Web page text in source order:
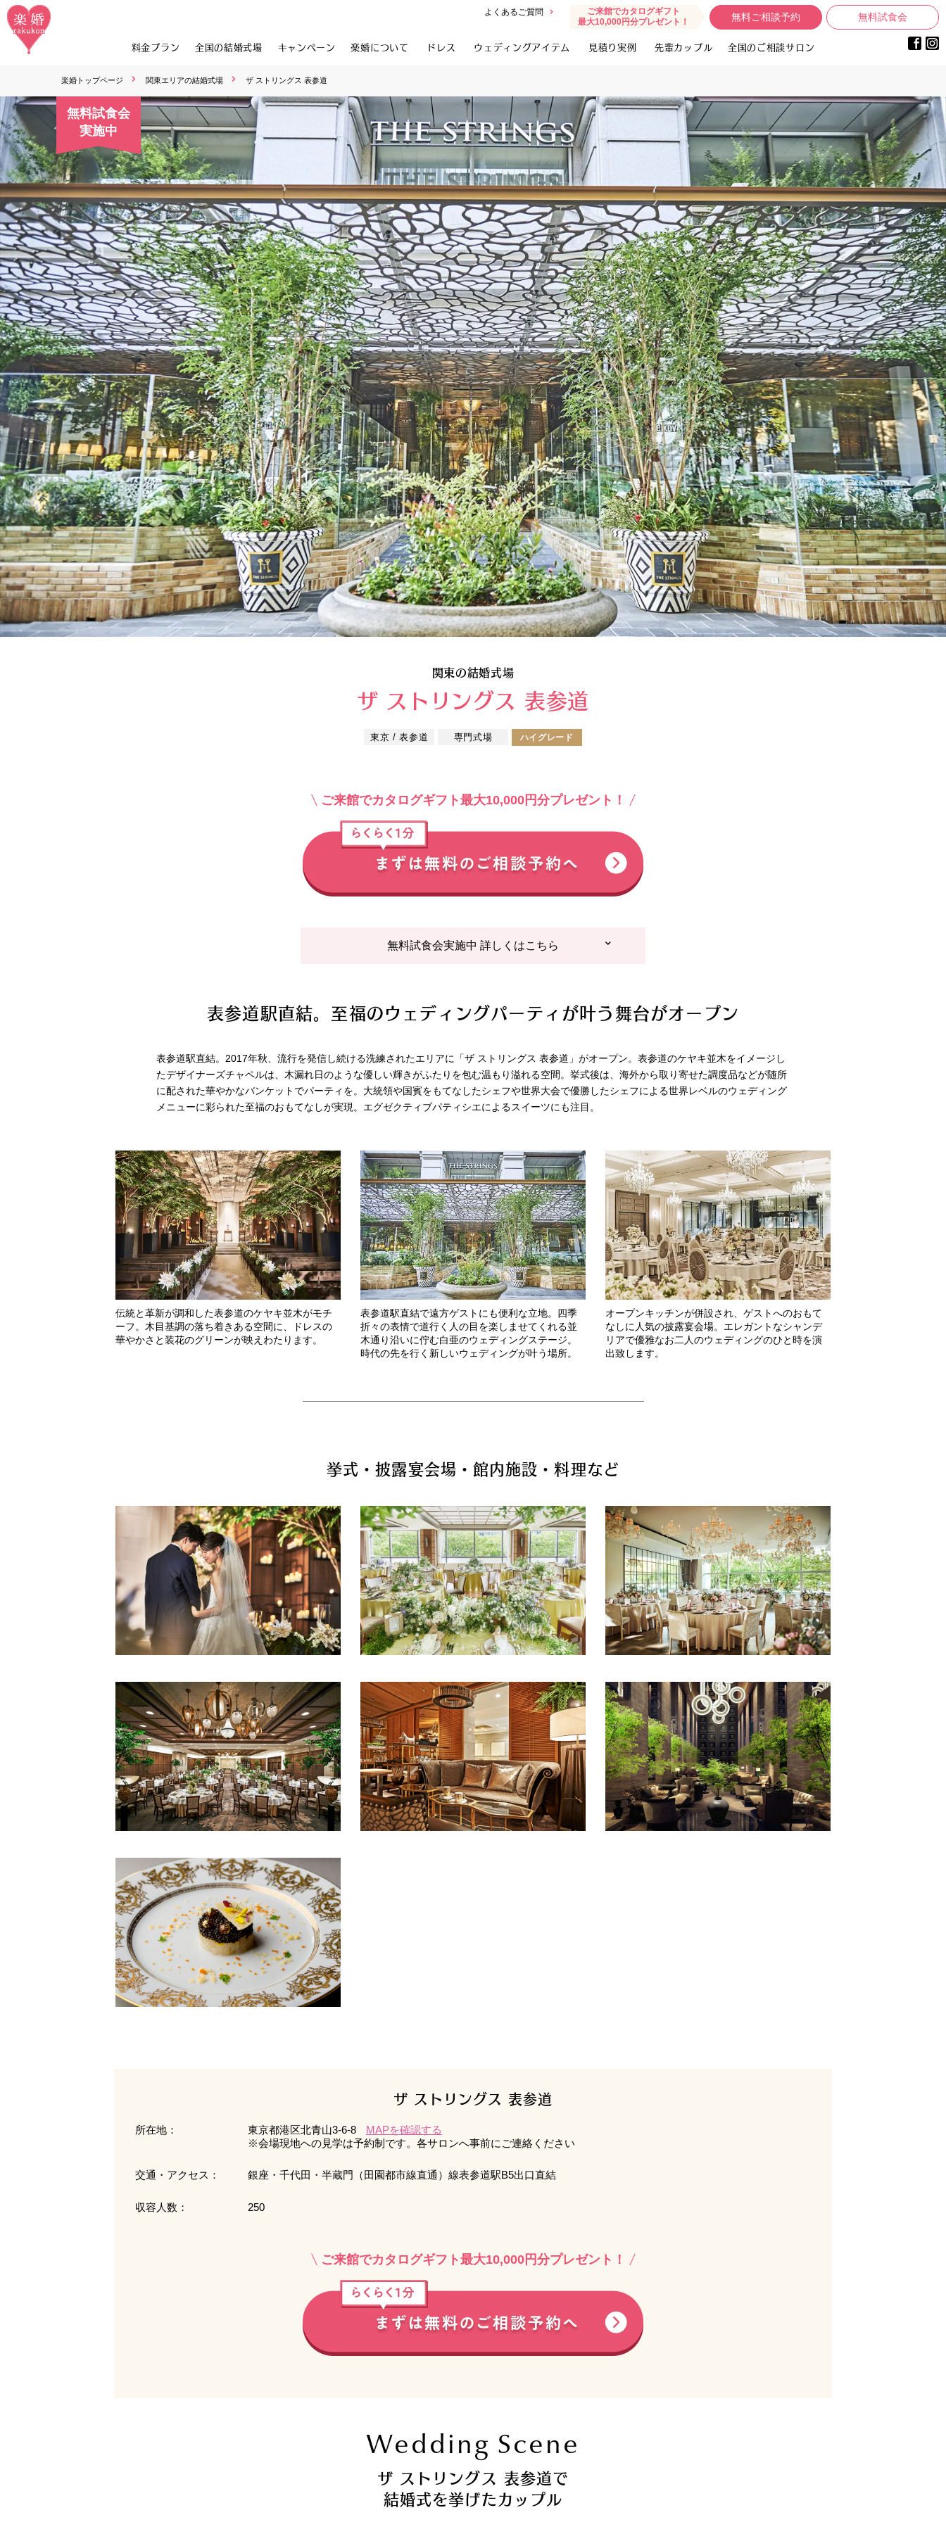
よくあるご質問
ご来館でカタログギフト
最大10,000円分プレゼント！
無料ご相談予約 無料試食会
料金プラン 全国の結婚式場 キャンペーン 楽婚について ドレス ウェディングアイテム 見積り実例 先輩カップル 全国のご相談サロン
楽婚トップページ 関東エリアの結婚式場 ザ ストリングス 表参道
無料試食会
実施中
関東の結婚式場
ザ ストリングス 表参道
東京 / 表参道 専門式場 ハイグレード
ご来館でカタログギフト最大10,000円分プレゼント！
無料試食会実施中 詳しくはこちら
表参道駅直結。至福のウェディングパーティが叶う舞台がオープン
表参道駅直結。2017年秋、流行を発信し続ける洗練されたエリアに「ザ ストリングス 表参道」がオープン。表参道のケヤキ並木をイメージし
たデザイナーズチャペルは、木漏れ日のような優しい輝きがふたりを包む温もり溢れる空間。挙式後は、海外から取り寄せた調度品などが随所
に配された華やかなバンケットでパーティを。大統領や国賓をもてなしたシェフや世界大会で優勝したシェフによる世界レベルのウェディング
メニューに彩られた至福のおもてなしが実現。エグゼクティブパティシエによるスイーツにも注目。
伝統と革新が調和した表参道のケヤキ並木がモチ
ーフ。木目基調の落ち着きある空間に、ドレスの
華やかさと装花のグリーンが映えわたります。
表参道駅直結で遠方ゲストにも便利な立地。四季
折々の表情で道行く人の目を楽しませてくれる並
木通り沿いに佇む白亜のウェディングステージ。
時代の先を行く新しいウェディングが叶う場所。
オープンキッチンが併設され、ゲストへのおもて
なしに人気の披露宴会場。エレガントなシャンデ
リアで優雅なお二人のウェディングのひと時を演
出致します。
挙式・披露宴会場・館内施設・料理など
ザ ストリングス 表参道
所在地： 東京都港区北青山3-6-8
MAPを確認する
※会場現地への見学は予約制です。各サロンへ事前にご連絡ください
交通・アクセス： 銀座・千代田・半蔵門（田園都市線直通）線表参道駅B5出口直結
収容人数： 250
ご来館でカタログギフト最大10,000円分プレゼント！
Wedding Scene
ザ ストリングス 表参道で
結婚式を挙げたカップル